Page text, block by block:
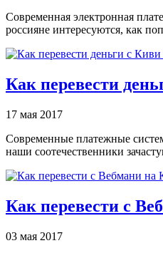
Современная электронная
россияне интересуются, как
Как перевести
17 мая 2017
Современные платежные
наши соотечественники
Как перевести с
03 мая 2017